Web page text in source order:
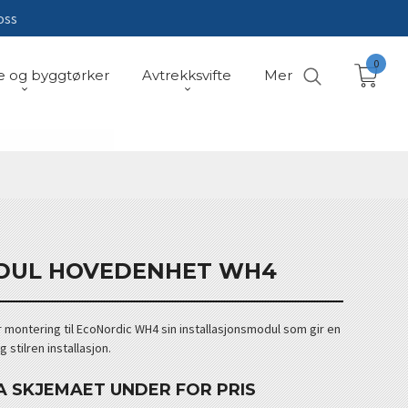
og byggtørker Avtrekksvifte Mer
0
HOVEDENHET WH4
til EcoNordic WH4 sin installasjonsmodul som gir en
stilren installasjon.
SKJEMAET UNDER FOR PRIS